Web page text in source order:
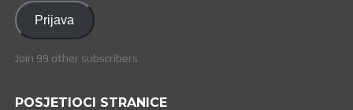
adresa
Prijava
Join 99 other subscribers
POSJETIOCI STRANICE